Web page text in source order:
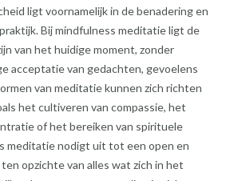
ligt voornamelijk in de benadering en
Bij mindfulness meditatie ligt de
van het huidige moment, zonder
acceptatie van gedachten, gevoelens
van meditatie kunnen zich richten
het cultiveren van compassie, het
of het bereiken van spirituele
meditatie nodigt uit tot een open en
opzichte van alles wat zich in het